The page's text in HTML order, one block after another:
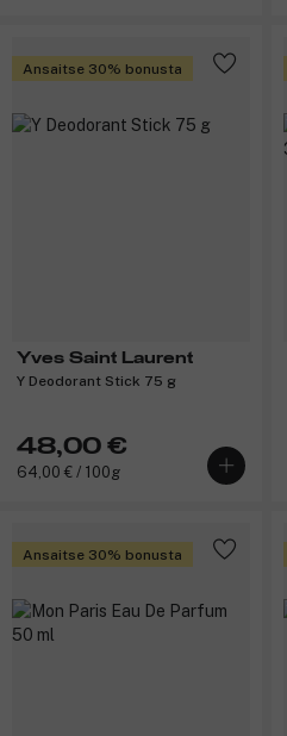
Ansaitse 30% bonusta
Yves Saint Laurent
Y Deodorant Stick 75 g
48,00 €
64,00 € / 100g
Ansaitse 30% bonusta